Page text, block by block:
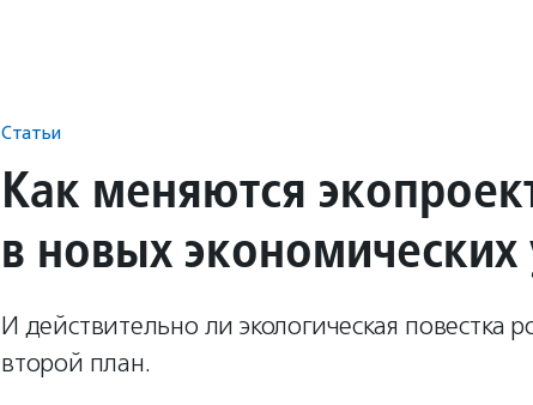
Статьи
Как меняются
в новых экономических
И действительно ли экологическая повестка
второй план.